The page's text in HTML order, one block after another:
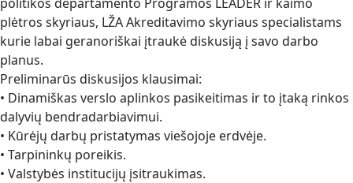
plėtros skyriaus, LŽA Akreditavimo skyriaus specialistams
kurie labai geranoriškai įtraukė diskusiją į savo darbo
planus.
Preliminarūs diskusijos klausimai:
• Dinamiškas verslo aplinkos pasikeitimas ir to įtaką rinkos
dalyvių bendradarbiavimui.
• Kūrėjų darbų pristatymas viešojoje erdvėje.
• Tarpininkų poreikis.
• Valstybės institucijų įsitraukimas.